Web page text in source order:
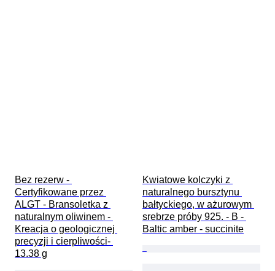
Bez rezerw -
Certyfikowane przez
ALGT - Bransoletka z
naturalnym oliwinem -
Kreacja o geologicznej
precyzji i cierpliwości-
13.38 g
Kwiatowe kolczyki z
naturalnego bursztynu
bałtyckiego, w ażurowym
srebrze próby 925. - B -
Baltic amber - succinite